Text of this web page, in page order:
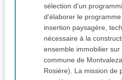
sélection d'un
d'élaborer le
insertion paysagère,
nécessaire à la
ensemble immobilier
commune de
Rosière). La mission de programmiste